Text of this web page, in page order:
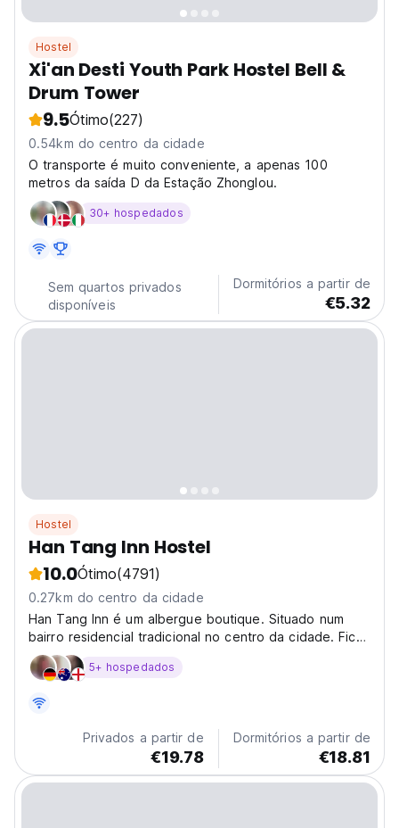
Hostel
Xi'an Desti Youth Park Hostel Bell &
Drum Tower
9.5Ótimo(227)
0.54km do centro da cidade
O transporte é muito conveniente, a apenas 100
metros da saída D da Estação Zhonglou.
30+ hospedados
Sem quartos privados
disponíveis
Dormitórios a partir de
€5.32
Hostel
Han Tang Inn Hostel
10.0Ótimo(4791)
0.27km do centro da cidade
Han Tang Inn é um albergue boutique. Situado num
bairro residencial tradicional no centro da cidade. Ficar
aqui fará com que você se sinta local. Com paragens
de autocarro mesmo à nossa porta para o ,
5+ hospedados
Privados a partir de
€19.78
Dormitórios a partir de
€18.81